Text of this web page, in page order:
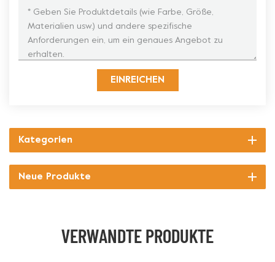
EINREICHEN
Kategorien
Neue Produkte
VERWANDTE PRODUKTE